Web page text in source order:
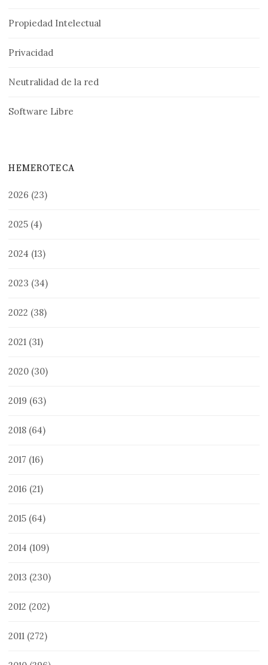
Propiedad Intelectual
Privacidad
Neutralidad de la red
Software Libre
HEMEROTECA
2026 (23)
2025 (4)
2024 (13)
2023 (34)
2022 (38)
2021 (31)
2020 (30)
2019 (63)
2018 (64)
2017 (16)
2016 (21)
2015 (64)
2014 (109)
2013 (230)
2012 (202)
2011 (272)